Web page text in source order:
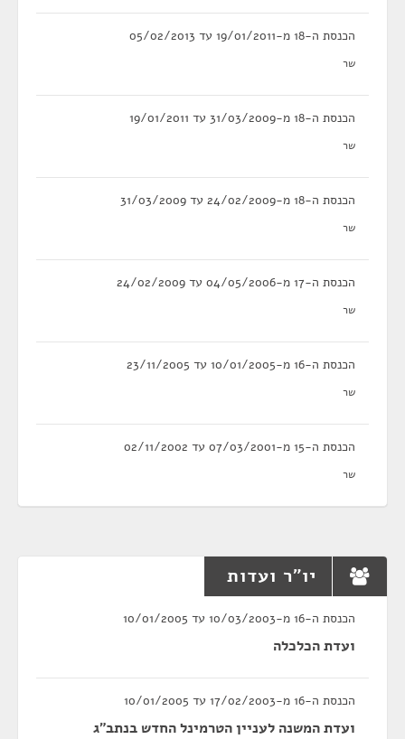
הכנסת ה-18 מ-19/01/2011 עד 05/02/2013
שר
הכנסת ה-18 מ-31/03/2009 עד 19/01/2011
שר
הכנסת ה-18 מ-24/02/2009 עד 31/03/2009
שר
הכנסת ה-17 מ-04/05/2006 עד 24/02/2009
שר
הכנסת ה-16 מ-10/01/2005 עד 23/11/2005
שר
הכנסת ה-15 מ-07/03/2001 עד 02/11/2002
שר
יו"ר ועדות
הכנסת ה-16 מ-10/03/2003 עד 10/01/2005
ועדת הכלכלה
הכנסת ה-16 מ-17/02/2003 עד 10/01/2005
ועדת המשנה לעניין הטרמינל החדש בנתב"ג